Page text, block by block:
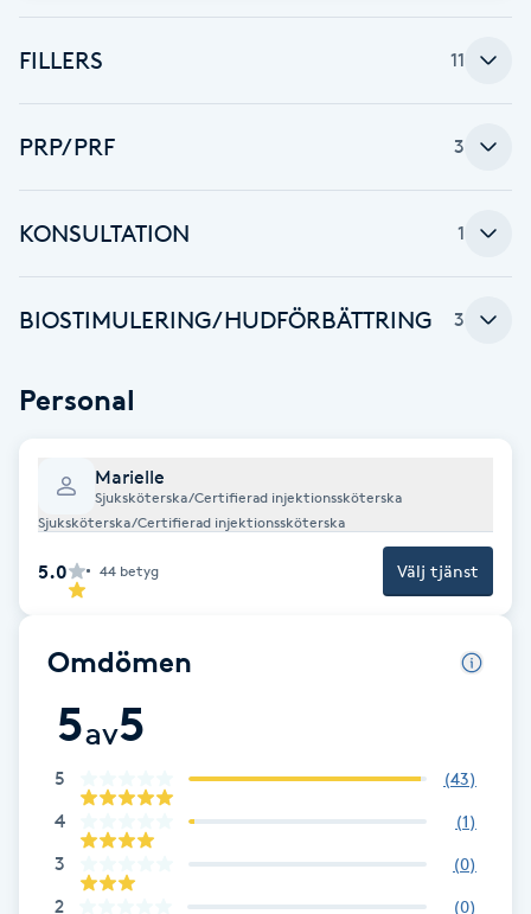
Fet hårbotten
Fettreducering
Fillers
Fotsvamp
Fotvård
Fransar
Fransborttagning
Fransfärgning
Fransförlängning
Fransförlängning Megavolym
Fransförlängning Volym
FILLERS 11
PRP/PRF 3
KONSULTATION 1
BIOSTIMULERING/HUDFÖRBÄTTRING 3
Personal
Marielle
Sjuksköterska/Certifierad injektionssköterska
Sjuksköterska/Certifierad injektionssköterska
5.0 44 betyg Välj tjänst
Omdömen
5av5
5 (43)
4 (1)
3 (0)
2 (0)